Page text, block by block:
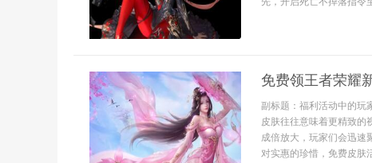
免费领王者荣耀
副标题：福利活动中的玩
皮肤往往意味着更精致的
成倍放大，玩家们会迅速
对实惠的珍惜，免费皮肤